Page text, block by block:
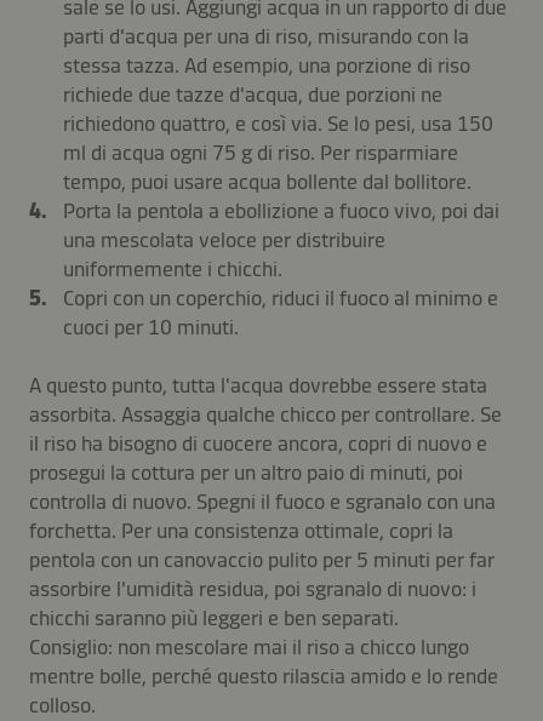
sale se lo usi. Aggiungi acqua in un rapporto di due
parti d'acqua per una di riso, misurando con la
stessa tazza. Ad esempio, una porzione di riso
richiede due tazze d'acqua, due porzioni ne
richiedono quattro, e così via. Se lo pesi, usa 150
ml di acqua ogni 75 g di riso. Per risparmiare
tempo, puoi usare acqua bollente dal bollitore.
Porta la pentola a ebollizione a fuoco vivo, poi dai
una mescolata veloce per distribuire
uniformemente i chicchi.
Copri con un coperchio, riduci il fuoco al minimo e
cuoci per 10 minuti.
A questo punto, tutta l'acqua dovrebbe essere stata
assorbita. Assaggia qualche chicco per controllare. Se
il riso ha bisogno di cuocere ancora, copri di nuovo e
prosegui la cottura per un altro paio di minuti, poi
controlla di nuovo. Spegni il fuoco e sgranalo con una
forchetta. Per una consistenza ottimale, copri la
pentola con un canovaccio pulito per 5 minuti per far
assorbire l'umidità residua, poi sgranalo di nuovo: i
chicchi saranno più leggeri e ben separati.
Consiglio: non mescolare mai il riso a chicco lungo
mentre bolle, perché questo rilascia amido e lo rende
colloso.